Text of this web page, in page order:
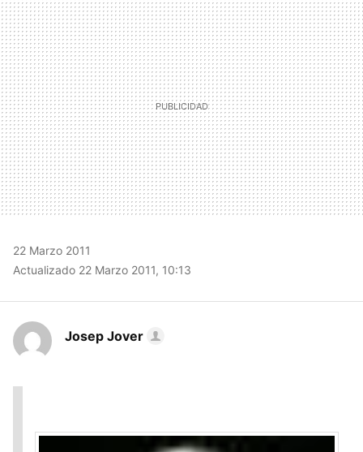
MAIL
22 Marzo 2011
Actualizado 22 Marzo 2011, 10:13
Josep Jover